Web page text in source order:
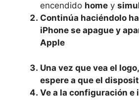
encendido home y
Continúa haciéndolo
iPhone se apague y
Apple
Una vez que vea el
espere a que el
Ve a la configuración e